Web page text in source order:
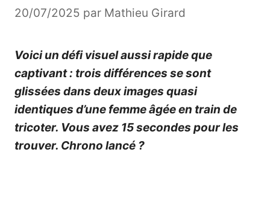
20/07/2025 par Mathieu Girard
Voici un défi visuel aussi rapide que
captivant : trois différences se sont
glissées dans deux images quasi
identiques d’une femme âgée en train de
tricoter. Vous avez 15 secondes pour les
trouver. Chrono lancé ?